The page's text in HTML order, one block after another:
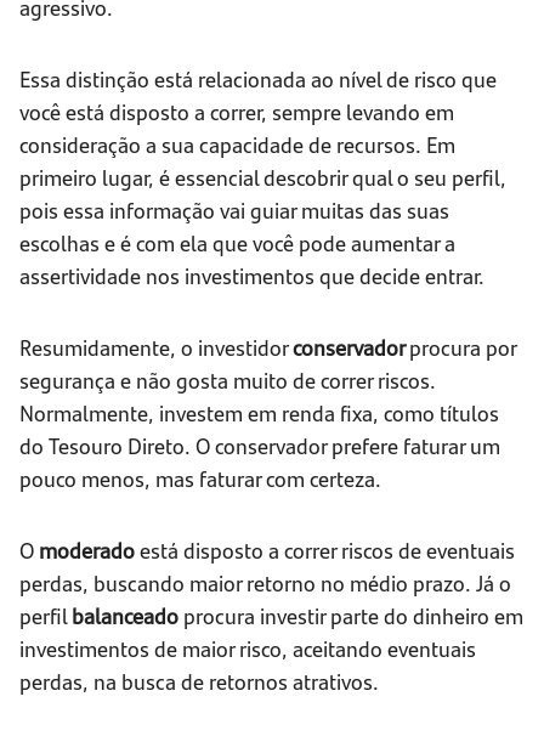
agressivo.
Essa distinção está relacionada ao nível de risco que
você está disposto a correr, sempre levando em
consideração a sua capacidade de recursos. Em
primeiro lugar, é essencial descobrir qual o seu perfil,
pois essa informação vai guiar muitas das suas
escolhas e é com ela que você pode aumentar a
assertividade nos investimentos que decide entrar.
Resumidamente, o investidorconservadorprocura por
segurança e não gosta muito de correr riscos.
Normalmente, investem em renda fixa, como títulos
do Tesouro Direto. O conservador prefere faturar um
pouco menos, mas faturar com certeza.
O moderadoestá disposto a correr riscos de eventuais
perdas, buscando maior retorno no médio prazo. Já o
perfilbalanceado procura investir parte do dinheiro em
investimentos de maior risco, aceitando eventuais
perdas, na busca de retornos atrativos.